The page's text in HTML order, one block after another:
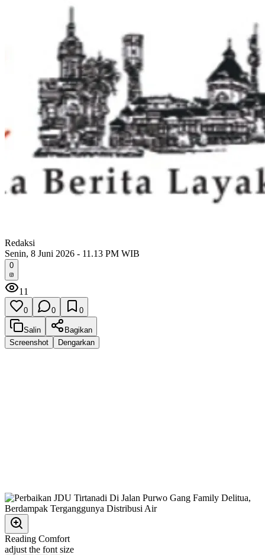
Redaksi
Senin, 8 Juni 2026 - 11.13 PM WIB
0
11
0 0 0
Salin
Bagikan
Screenshot
Dengarkan
Reading Comfort
adjust the font size